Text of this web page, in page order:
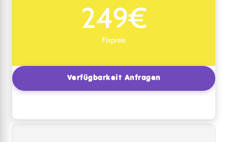
249€
Fixpreis
Verfügbarkeit Anfragen